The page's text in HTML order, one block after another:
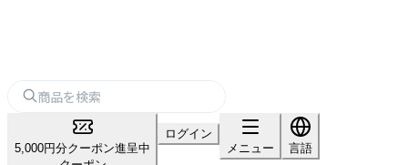
5,000円分クーポン進呈中
ログイン
メニュー
言語